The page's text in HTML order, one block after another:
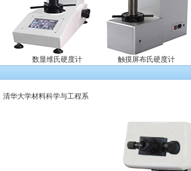
数显维氏硬度计 触摸屏布氏硬度计
清华大学材料科学与工程系